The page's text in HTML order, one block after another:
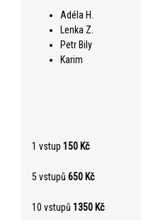
Adéla H.
Lenka Z.
Petr Bily
Karim
1 vstup 150 Kč
5 vstupů 650 Kč
10 vstupů 1350 Kč